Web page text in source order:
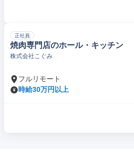
正社員
焼肉専門店のホール・キッチン
株式会社こぐみ
フルリモート
時給30万円以上